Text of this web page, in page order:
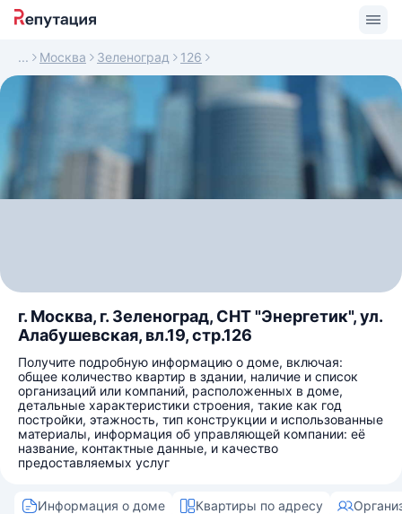
Москва Зеленоград 126
г. Москва, г. Зеленоград, СНТ "Энергетик", ул.
Алабушевская, вл.19, стр.126
Получите подробную информацию о доме, включая:
общее количество квартир в здании, наличие и список
организаций или компаний, расположенных в доме,
детальные характеристики строения, такие как год
постройки, этажность, тип конструкции и использованные
материалы, информация об управляющей компании: её
название, контактные данные, и качество
предоставляемых услуг
Информация о доме Квартиры по адресу